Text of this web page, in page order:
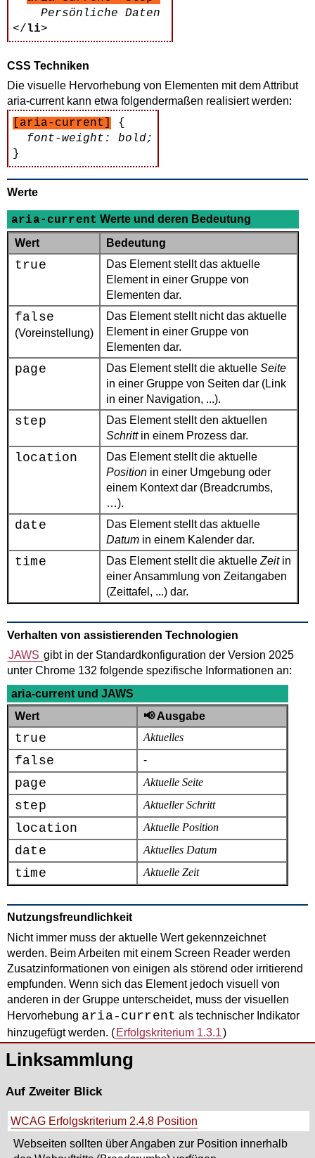
Persönliche Daten
</ li
CSS Techniken
Die visuelle Hervorhebung von Elementen mit dem Attribut
aria-currentkann etwa folgendermaßen realisiert werden:
[aria-current]
{
font-weight: bold;
Werte
aria-current Werte und deren Bedeutung
Wert
Bedeutung
true
Das Element stellt das aktuelle
Element in einer Gruppe von
Elementen dar.
false
(Voreinstellung)
Das Element stellt nicht das aktuelle
Element in einer Gruppe von
Elementen dar.
page Das Element stellt die aktuelleSeite
in einer Gruppe von Seiten dar (Link
in einer Navigation, ...).
step
Das Element stellt den aktuellen
Schrittin einem Prozess dar.
location
Das Element stellt die aktuelle
Position in einer Umgebung oder
einem Kontext dar (Breadcrumbs,
…).
date
Das Element stellt das aktuelle
Datum in einem Kalender dar.
time Das Element stellt die aktuelleZeitin
einer Ansammlung von Zeitangaben
(Zeittafel, ...) dar.
Verhalten von assistierenden Technologien
JAWS gibt in der Standardkonfiguration der Version 2025
unter Chrome 132 folgende spezifische Informationen an:
aria-current und JAWS
Wert
📢 Ausgabe
true Aktuelles
false -
page Aktuelle Seite
step Aktueller Schritt
location Aktuelle Position
date Aktuelles Datum
time Aktuelle Zeit
Nutzungsfreundlichkeit
Nicht immer muss der aktuelle Wert gekennzeichnet
werden. Beim Arbeiten mit einem Screen Reader werden
Zusatzinformationen von einigen als störend oder irritierend
empfunden. Wenn sich das Element jedoch visuell von
anderen in der Gruppe unterscheidet, muss der visuellen
Hervorhebung aria-current als technischer Indikator
hinzugefügt werden. ( Erfolgskriterium 1.3.1)
Linksammlung
Auf Zweiter Blick
WCAG Erfolgskriterium 2.4.8 Position
Webseiten sollten über Angaben zur Position innerhalb